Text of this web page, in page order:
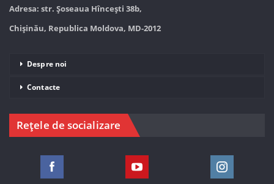
Adresa: str. Șoseaua Hînceşti 38b,
Chișinău, Republica Moldova, MD-2012
Despre noi
Contacte
Rețele de socializare